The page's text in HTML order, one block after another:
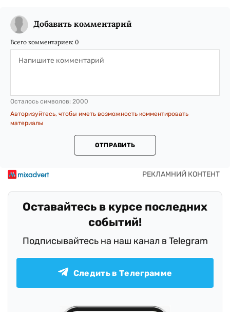
Добавить комментарий
Всего комментариев: 0
Осталось символов: 2000
Авторизуйтесь, чтобы иметь возможность комментировать
материалы
ОТПРАВИТЬ
Оставайтесь в курсе последних
событий!
Подписывайтесь на наш канал в Telegram
Следить в Телеграмме